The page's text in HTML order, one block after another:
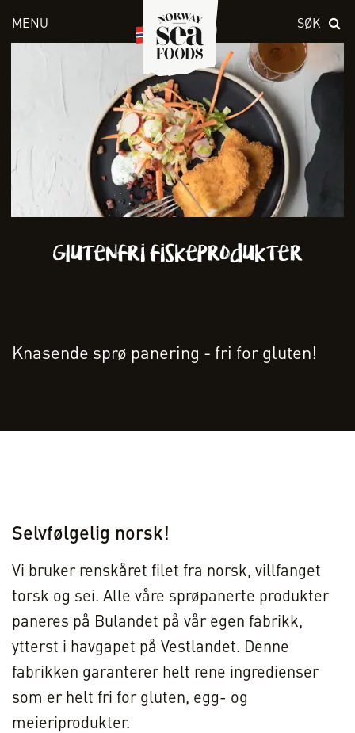
MENU SØK
Glutenfri fiskeprodukter
Knasende sprø panering - fri for gluten!
Selvfølgelig norsk!
Vi bruker renskåret filet fra norsk, villfanget
torsk og sei. Alle våre sprøpanerte produkter
paneres på Bulandet på vår egen fabrikk,
ytterst i havgapet på Vestlandet. Denne
fabrikken garanterer helt rene ingredienser
som er helt fri for gluten, egg- og
meieriprodukter.